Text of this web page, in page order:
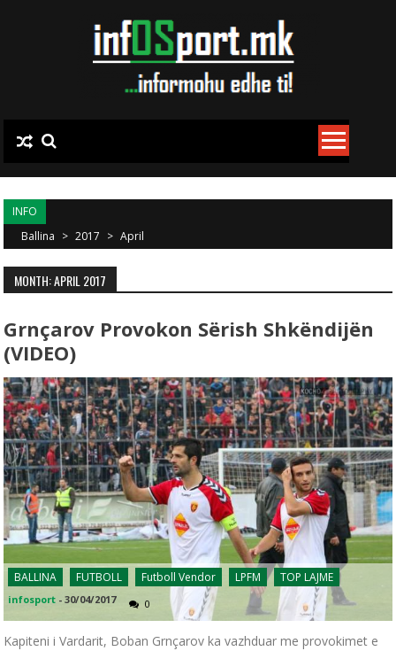
INFO
Ballina > 2017 > April
MONTH: APRIL 2017
Grnçarov Provokon Sërish Shkëndijën
(VIDEO)
BALLINA FUTBOLL Futboll Vendor LPFM TOP LAJME
infosport -30/04/2017 0
Kapiteni i Vardarit, Boban Grnçarov ka vazhduar me provokimet e